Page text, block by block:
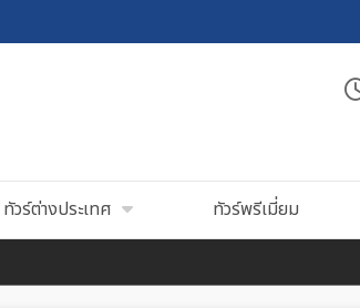
ทัวร์ต่างประเทศ ทัวร์พรีเมี่ยม